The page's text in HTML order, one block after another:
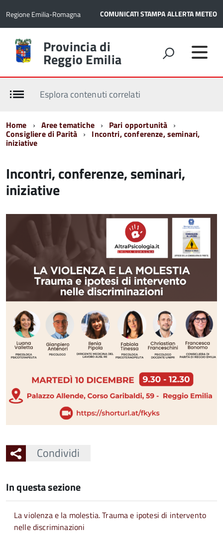
Regione Emilia-Romagna COMUNICATI STAMPAALLERTA METEO
Torna
alla
home
Provincia di
Reggio Emilia
Esplora contenuti correlati
Home Aree tematiche Pari opportunità
Consigliere di Parità Incontri, conferenze, seminari,
iniziative
Incontri, conferenze, seminari,
iniziative
Condividi
In questa sezione
La violenza e la molestia. Trauma e ipotesi di intervento
nelle discriminazioni